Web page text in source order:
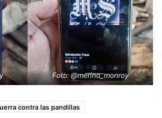
Foto: @merino_monroy
contra las pandillas